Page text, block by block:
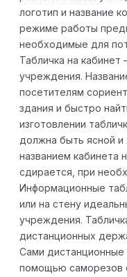
логотип и название
режиме работы
необходимые для
Табличка на кабинет
учреждения.
посетителям
здания и быстро
изготовлении
должна быть ясной и
названием кабинета
сдирается, при
Информационные
или на стену
учреждения.
дистанционных
Сами
помощью саморезов